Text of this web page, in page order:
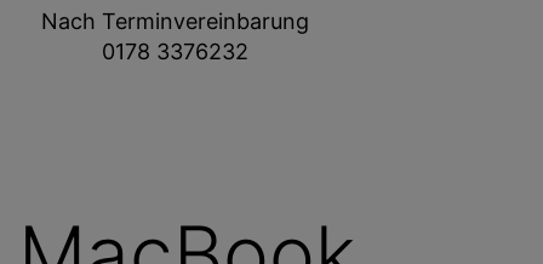
Nach Terminvereinbarung
0178 3376232